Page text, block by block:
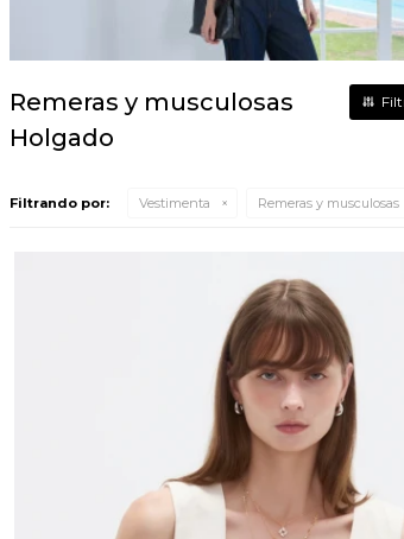
Remeras y musculosas
Holgado
Filtrando por: Vestimenta Remeras y musculosas